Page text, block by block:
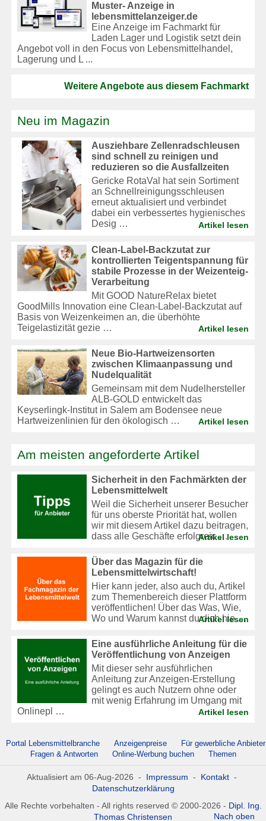
Muster- Anzeige in
lebensmittelanzeiger.de
Eine Anzeige im Fachmarkt für
Laden Lager und Logistik setzt dein
Angebot voll in den Focus von Lebensmittelhandel,
Lagerung und L ...
Weitere Angebote aus diesem Fachmarkt
Neu im Magazin
Ausziehbare Zellenradschleusen
sind schnell zu reinigen und
reduzieren so die Ausfallzeiten
Gericke RotaVal hat sein Sortiment
an Schnellreinigungsschleusen
erneut aktualisiert und verbindet
dabei ein verbessertes hygienisches
Desig …
Artikel lesen
Clean-Label-Backzutat zur
kontrollierten Teigentspannung für
stabile Prozesse in der Weizenteig-
Verarbeitung
Mit GOOD NatureRelax bietet
GoodMills Innovation eine Clean-Label-Backzutat auf
Basis von Weizenkeimen an, die überhöhte
Teigelastizität gezie …
Artikel lesen
Neue Bio-Hartweizensorten
zwischen Klimaanpassung und
Nudelqualität
Gemeinsam mit dem Nudelhersteller
ALB-GOLD entwickelt das
Keyserlingk-Institut in Salem am Bodensee neue
Hartweizenlinien für den ökologisch …
Artikel lesen
Am meisten angeforderte Artikel
Sicherheit in den Fachmärkten der
Lebensmittelwelt
Weil die Sicherheit unserer Besucher
für uns oberste Priorität hat, wollen
wir mit diesem Artikel dazu beitragen,
dass alle Geschäfte erfolgreic …
Artikel lesen
Über das Magazin für die
Lebensmittelwirtschaft!
Hier kann jeder, also auch du, Artikel
zum Themenbereich dieser Plattform
veröffentlichen! Über das Was, Wie,
Wo und Warum kannst du dich hie …
Artikel lesen
Eine ausführliche Anleitung für die
Veröffentlichung von Anzeigen
Mit dieser sehr ausführlichen
Anleitung zur Anzeigen-Erstellung
gelingt es auch Nutzern ohne oder
mit wenig Erfahrung im Umgang mit
Onlinepl …
Artikel lesen
Portal Lebensmittelbranche Anzeigenpreise
Für gewerbliche Anbieter
Fragen & Antworten
Online-Werbung buchen Themen
Aktualisiert am 06-Aug-2026 - Impressum - Kontakt -
Datenschutzerklärung
Alle Rechte vorbehalten - All rights reserved © 2000-2026 - Dipl. Ing.
Thomas Christensen
Nach oben